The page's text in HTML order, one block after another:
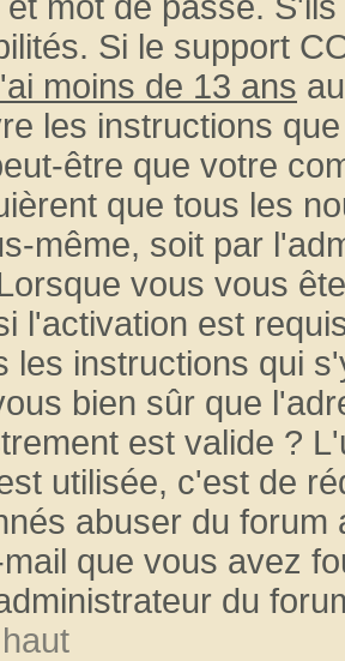
Si le support
moins de 13 ans
les instructions
être que votre
que tous les
même, soit par
vous vous
l'activation est
les instructions qui
bien sûr que
est valide ?
utilisée, c'est de
abuser du
que vous avez
du